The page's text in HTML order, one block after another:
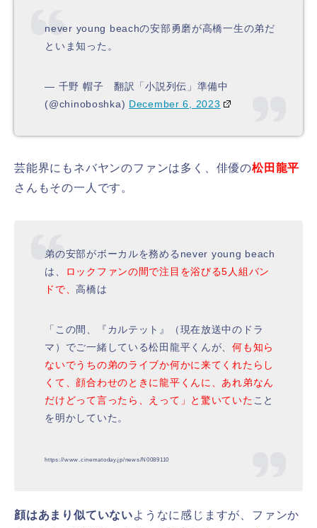
never young beachの安部勇磨が高橋一生の弟だ
といま知った。
— 千野 帽子 翻訳「小説列伝」準備中
(@chinoboshka) December 6, 2023
芸能界にもネバヤンのファンは多く、俳優の松田龍平
さんもその一人です。
弟の安部がボーカルを務めるnever young beach
は、
ロックファンの間で注目を浴びる5人組バン
ドで、高橋は
「この間、『カルテット』（現在放送中のドラ
マ）でご一緒している松田龍平くんが、何も知ら
ないでうちの弟のライブか何かに来てくれたらし
くて、顔合わせのときに龍平くんに、あれ弟なん
だけどって言ったら、えって」と驚いていた こと
を明かしていた。
https://www.cinematoday.jp/news/N0089110
顔はあまり似ていないようなに感じますが、ファンか